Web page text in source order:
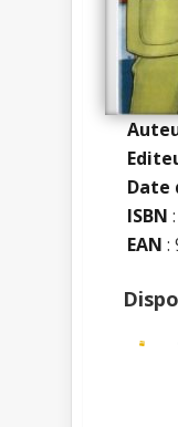
Date
ISBN :
EAN :